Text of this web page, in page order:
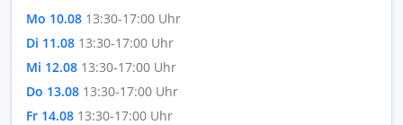
Mo 10.08 13:30-17:00 Uhr
Di 11.08 13:30-17:00 Uhr
Mi 12.08 13:30-17:00 Uhr
Do 13.08 13:30-17:00 Uhr
Fr 14.08 13:30-17:00 Uhr